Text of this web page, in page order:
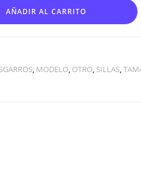
AÑADIR AL CARRITO
, MODELO, OTRO, SILLAS,